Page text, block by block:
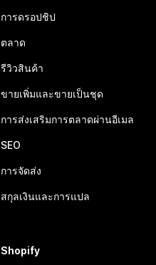
การดรอปชิป
ตลาด
รีวิวสินค้า
ขายเพิ่มและขายเป็นชุด
การส่งเสริมการตลาดผ่านอีเมล
SEO
การจัดส่ง
สกุลเงินและการแปล
Shopify